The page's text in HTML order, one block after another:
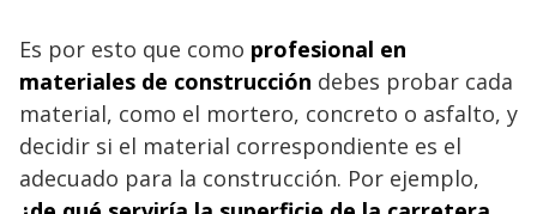
Es por esto que como profesional en
materiales de construcción debes probar cada
material, como el mortero, concreto o asfalto, y
decidir si el material correspondiente es el
adecuado para la construcción. Por ejemplo,